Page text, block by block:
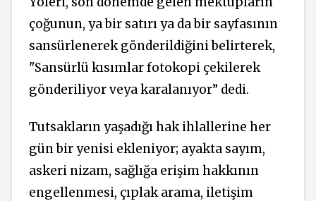
çoğunun, ya bir satırı ya da bir sayfasının
sansürlenerek gönderildiğini belirterek,
"Sansürlü kısımlar fotokopi çekilerek
gönderiliyor veya karalanıyor” dedi.
Tutsakların yaşadığı hak ihlallerine her
gün bir yenisi ekleniyor; ayakta sayım,
askeri nizam, sağlığa erişim hakkının
engellenmesi, çıplak arama, iletişim